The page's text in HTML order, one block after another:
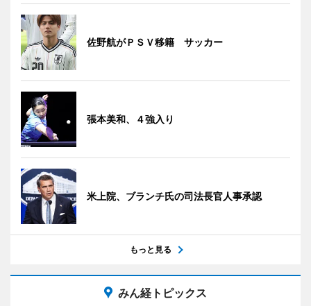
佐野航がＰＳＶ移籍 サッカー
張本美和、４強入り
米上院、ブランチ氏の司法長官人事承認
もっと見る
みん経トピックス